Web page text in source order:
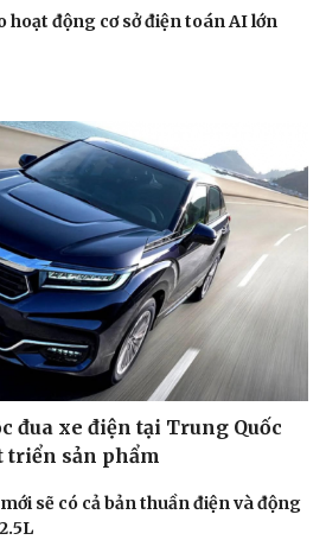
hoạt động cơ sở điện toán AI lớn
đua xe điện tại Trung Quốc
sản phẩm
sẽ có cả bản thuần điện và động